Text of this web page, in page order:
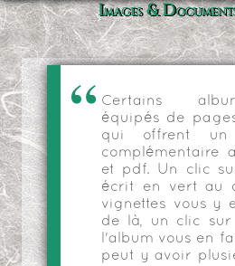
Images &
Certains
équipés de
qui offrent un
complémentaire
et pdf. Un clic
écrit en vert au
vignettes vous y
de là, un clic
l'album vous en
peut y avoir